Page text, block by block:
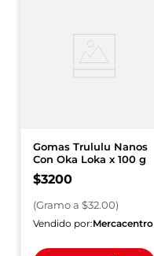
Gomas Trululu Nanos
Con Oka Loka x 100 g
$3200
(Gramoa $32.00)
Vendido por:Mercacentro